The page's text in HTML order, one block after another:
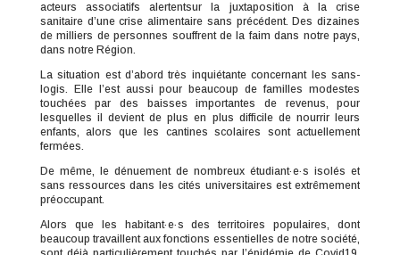
acteurs associatifs alertentsur la juxtaposition à la crise
sanitaire d’une crise alimentaire sans précédent. Des dizaines
de milliers de personnes souffrent de la faim dans notre pays,
dans notre Région.
La situation est d’abord très inquiétante concernant les sans-
logis. Elle l’est aussi pour beaucoup de familles modestes
touchées par des baisses importantes de revenus, pour
lesquelles il devient de plus en plus difficile de nourrir leurs
enfants, alors que les cantines scolaires sont actuellement
fermées.
De même, le dénuement de nombreux étudiant·e·s isolés et
sans ressources dans les cités universitaires est extrêmement
préoccupant.
Alors que les habitant·e·s des territoires populaires, dont
beaucoup travaillent aux fonctions essentielles de notre société,